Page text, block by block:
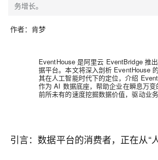
务增长。
作者：肯梦
EventHouse 是阿里云 EventBridge 推
据平台。本文将深入剖析 EventHouse
其在人工智能时代下的定位，介绍
作为 AI 数据底座，帮助企业在瞬息万变
前所未有的速度挖掘数据价值，驱动业务
引言：数据平台的消费者，正在从“